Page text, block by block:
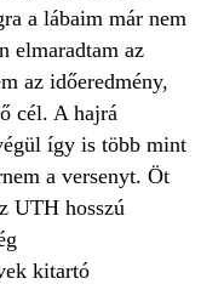
a lábaim már nem
elmaradtam az
az időeredmény,
cél. A hajrá
így is több mint
a versenyt. Öt
UTH hosszú
kitartó